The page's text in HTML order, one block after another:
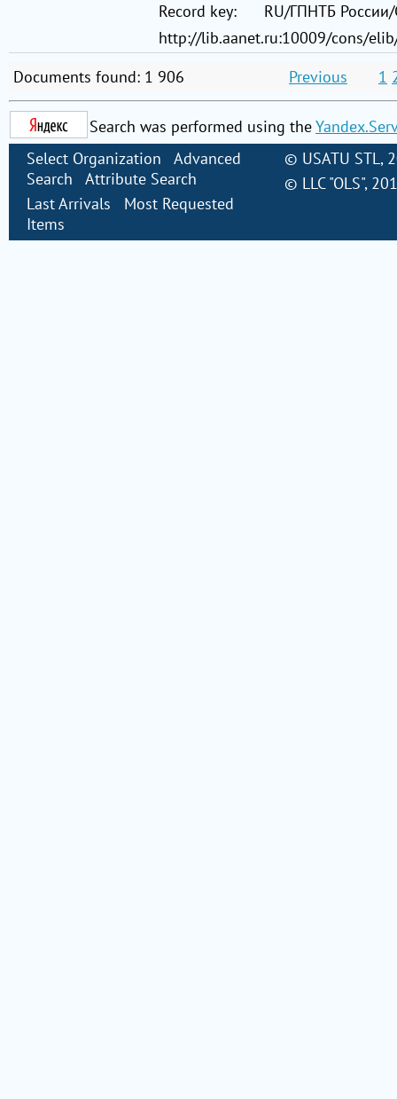
Record key:
RU/ГПНТБ
http://lib.aanet.ru:10009/cons/
Documents found: 1 906
Previous 1
Search was performed using the
Select Organization
Advanced
Search
Attribute Search
Last Arrivals
Most Requested
Items
© USATU STL,
© LLC "OLS",